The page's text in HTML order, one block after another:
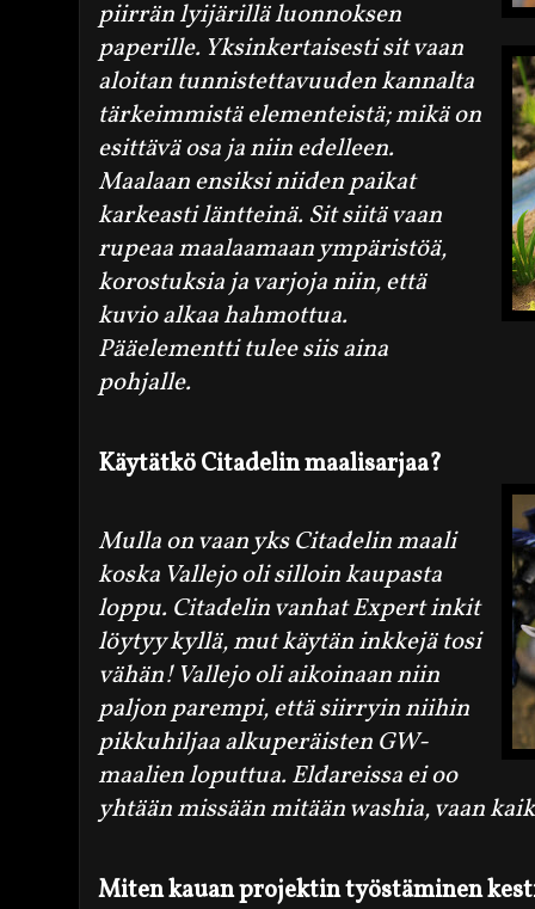
piirrän lyijärillä luonnoksen
paperille. Yksinkertaisesti sit vaan
aloitan tunnistettavuuden kannalta
tärkeimmistä elementeistä; mikä on
esittävä osa ja niin edelleen.
Maalaan ensiksi niiden paikat
karkeasti läntteinä. Sit siitä vaan
rupeaa maalaamaan ympäristöä,
korostuksia ja varjojaniin, että
kuvio alkaa hahmottua.
Pääelementti tulee siis aina
pohjalle.
Käytätkö Citadelin maalisarjaa?
Mulla on vaan yks Citadelin maali
koska Vallejo oli silloin kaupasta
loppu. Citadelin vanhat Expert inkit
löytyy kyllä, mut käytän inkkejä tosi
vähän! Vallejo oli aikoinaan niin
paljon parempi, että siirryin niihin
pikkuhiljaa alkuperäisten GW-
maalien loputtua. Eldareissa ei oo
yhtään missään mitään washia, vaan
Miten kauan projektin työstäminen